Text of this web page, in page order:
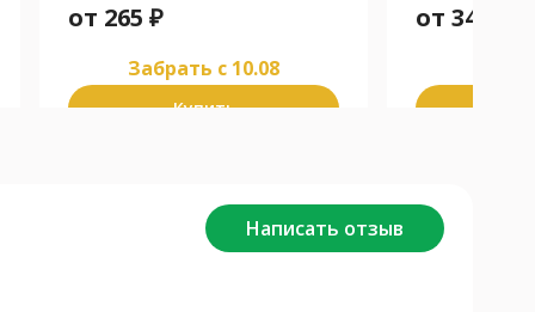
от 265 ₽
Забрать c 10.08
Купить
от 343
Написать отзыв